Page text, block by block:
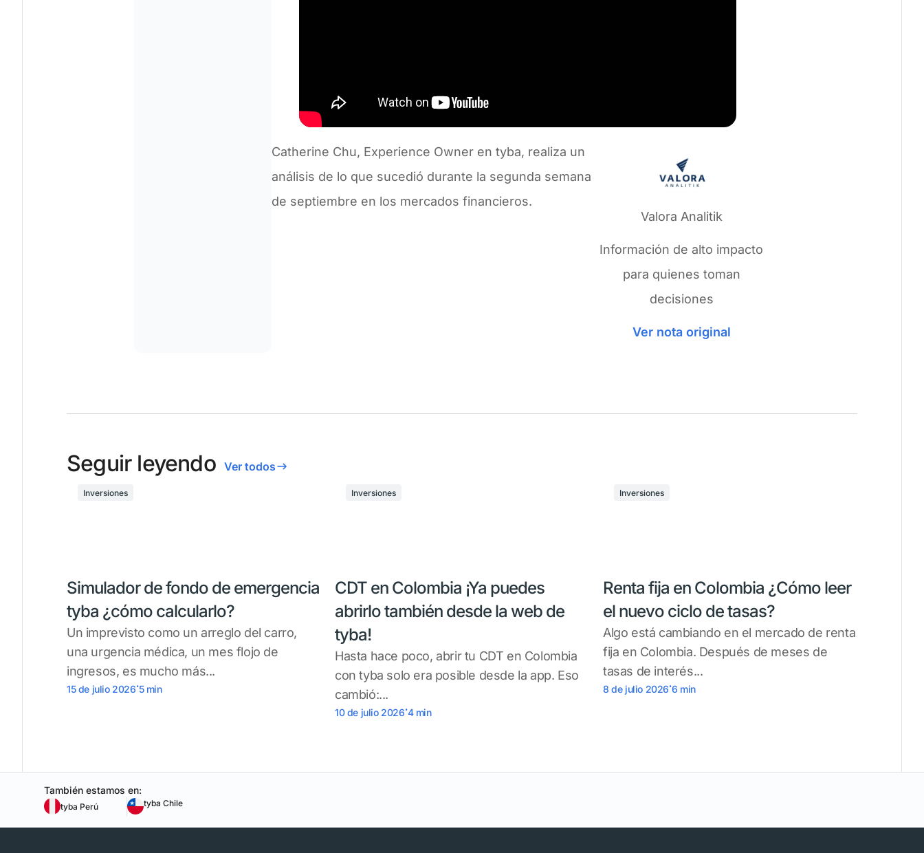
Catherine Chu, Experience Owner en tyba, realiza un
análisis de lo que sucedió durante la segunda semana
de septiembre en los mercados financieros.
Valora Analitik
Información de alto impacto
para quienes toman
decisiones
Ver nota original
Seguir leyendo Ver todos
Inversiones
Simulador de fondo de emergencia
tyba ¿cómo calcularlo?
Un imprevisto como un arreglo del carro,
una urgencia médica, un mes flojo de
ingresos, es mucho más...
15 de julio 2026.5 min
Inversiones
CDT en Colombia ¡Ya puedes
abrirlo también desde la web de
tyba!
Hasta hace poco, abrir tu CDT en Colombia
con tyba solo era posible desde la app. Eso
cambió:...
10 de julio 2026.4 min
Inversiones
Renta fija en Colombia ¿Cómo leer
el nuevo ciclo de tasas?
Algo está cambiando en el mercado de renta
fija en Colombia. Después de meses de
tasas de interés...
8 de julio 2026.6 min
También estamos en:
tyba Perú tyba Chile